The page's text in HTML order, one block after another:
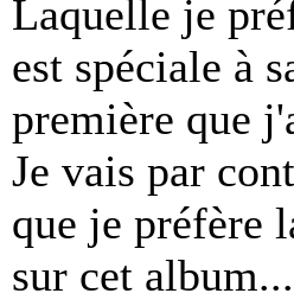
Laquelle je
est spéciale à
première que
Je vais par
que je préfère
sur cet